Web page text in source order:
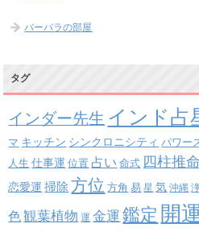
バーバラの部屋
タグ
インダー先生 インド占
マ キッチン シンクロニシティ パワー
人生 仕事運 位置 占い 命式 四柱推命
恋愛運 掃除 方位 方角 易 星 気 沖縄
色 観葉植物 運 金運 鑑定 開